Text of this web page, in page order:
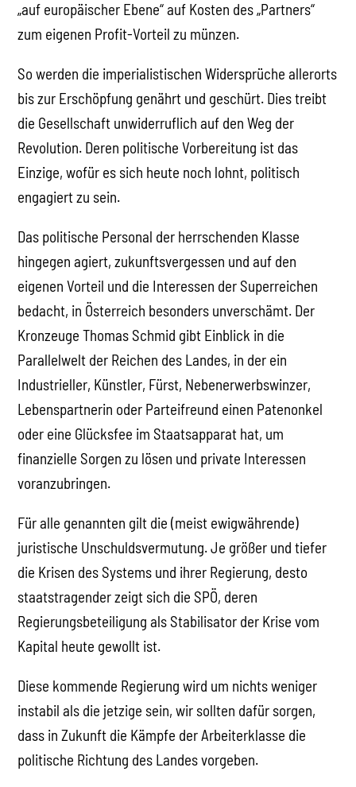
„auf europäischer Ebene“ auf Kosten des „Partners“
zum eigenen Profit-Vorteil zu münzen.
So werden die imperialistischen Widersprüche allerorts
bis zur Erschöpfung genährt und geschürt. Dies treibt
die Gesellschaft unwiderruflich auf den Weg der
Revolution. Deren politische Vorbereitung ist das
Einzige, wofür es sich heute noch lohnt, politisch
engagiert zu sein.
Das politische Personal der herrschenden Klasse
hingegen agiert, zukunftsvergessen und auf den
eigenen Vorteil und die Interessen der Superreichen
bedacht, in Österreich besonders unverschämt. Der
Kronzeuge Thomas Schmid gibt Einblick in die
Parallelwelt der Reichen des Landes, in der ein
Industrieller, Künstler, Fürst, Nebenerwerbswinzer,
Lebenspartnerin oder Parteifreund einen Patenonkel
oder eine Glücksfee im Staatsapparat hat, um
finanzielle Sorgen zu lösen und private Interessen
voranzubringen.
Für alle genannten gilt die (meist ewigwährende)
juristische Unschuldsvermutung. Je größer und tiefer
die Krisen des Systems und ihrer Regierung, desto
staatstragender zeigt sich die SPÖ, deren
Regierungsbeteiligung als Stabilisator der Krise vom
Kapital heute gewollt ist.
Diese kommende Regierung wird um nichts weniger
instabil als die jetzige sein, wir sollten dafür sorgen,
dass in Zukunft die Kämpfe der Arbeiterklasse die
politische Richtung des Landes vorgeben.